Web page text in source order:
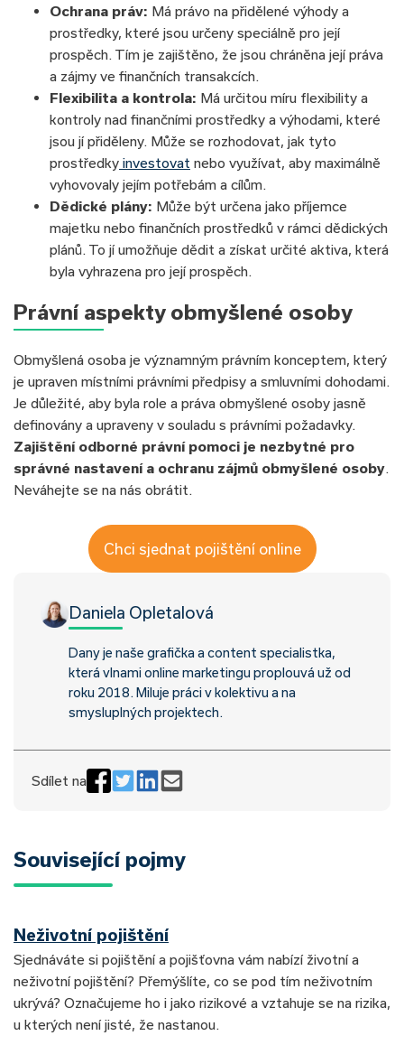
Ochrana práv: Má právo na přidělené výhody a
prostředky, které jsou určeny speciálně pro její
prospěch. Tím je zajištěno, že jsou chráněna její práva
a zájmy ve finančních transakcích.
Flexibilita a kontrola: Má určitou míru flexibility a
kontroly nad finančními prostředky a výhodami, které
jsou jí přiděleny. Může se rozhodovat, jak tyto
prostředky investovat nebo využívat, aby maximálně
vyhovovaly jejím potřebám a cílům.
Dědické plány: Může být určena jako příjemce
majetku nebo finančních prostředků v rámci dědických
plánů. To jí umožňuje dědit a získat určité aktiva, která
byla vyhrazena pro její prospěch.
Právní aspekty obmyšlené osoby
Obmyšlená osoba je významným právním konceptem, který
je upraven místními právními předpisy a smluvními dohodami.
Je důležité, aby byla role a práva obmyšlené osoby jasně
definovány a upraveny v souladu s právními požadavky.
Zajištění odborné právní pomoci je nezbytné pro
správné nastavení a ochranu zájmů obmyšlené osoby.
Neváhejte se na nás obrátit.
Chci sjednat pojištění online
Daniela Opletalová
Dany je naše grafička a content specialistka,
která vlnami online marketingu proplouvá už od
roku 2018. Miluje práci v kolektivu a na
smysluplných projektech.
Sdílet na
Související pojmy
Neživotní pojištění
Sjednáváte si pojištění a pojišťovna vám nabízí životní a
neživotní pojištění? Přemýšlíte, co se pod tím neživotním
ukrývá? Označujeme ho i jako rizikové a vztahuje se na rizika,
u kterých není jisté, že nastanou.